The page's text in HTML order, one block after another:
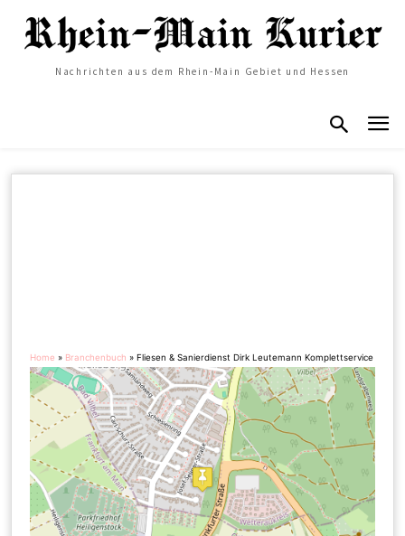
Nachrichten aus dem Rhein-Main Gebiet und Hessen
Home » Branchenbuch »Fliesen & Sanierdienst Dirk Leutemann Komplettservice